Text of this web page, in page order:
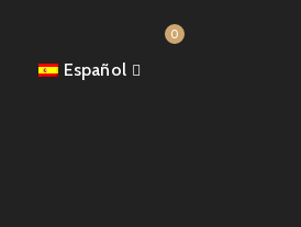
0
Español